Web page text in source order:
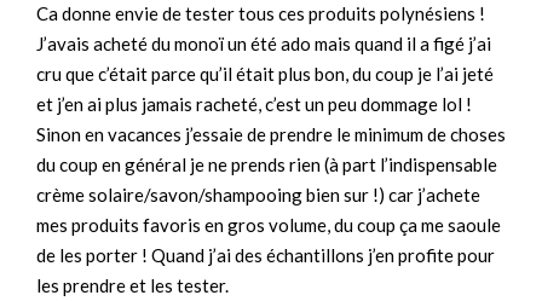
Ca donne envie de tester tous ces produits polynésiens !
J’avais acheté du monoï un été ado mais quand il a figé j’ai
cru que c’était parce qu’il était plus bon, du coup je l’ai jeté
et j’en ai plus jamais racheté, c’est un peu dommage lol !
Sinon en vacances j’essaie de prendre le minimum de choses
du coup en général je ne prends rien (à part l’indispensable
crème solaire/savon/shampooing bien sur !) car j’achete
mes produits favoris en gros volume, du coup ça me saoule
de les porter ! Quand j’ai des échantillons j’en profite pour
les prendre et les tester.